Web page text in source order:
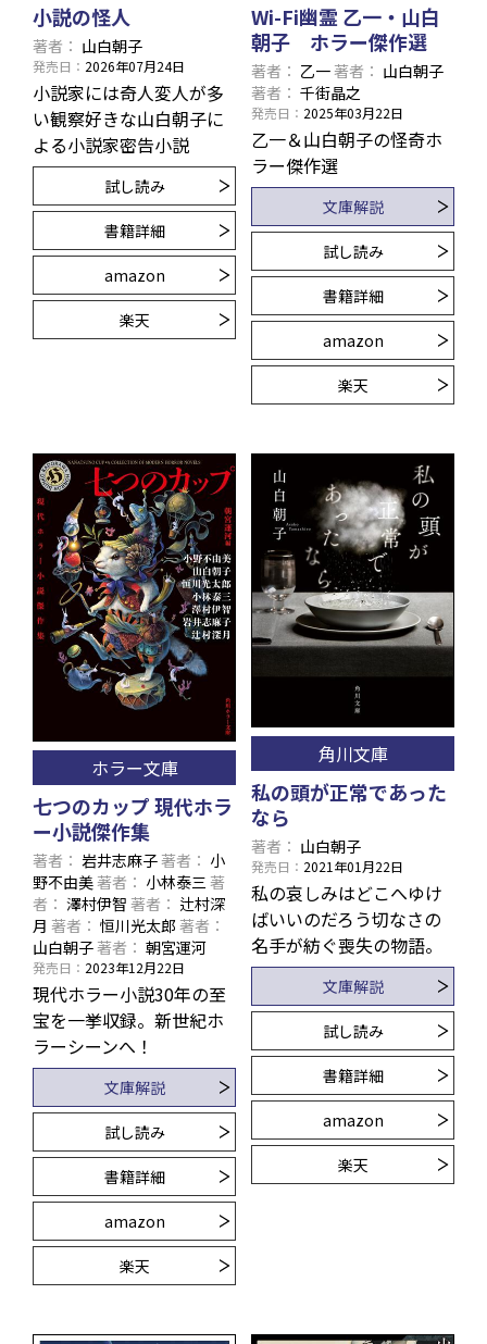
小説の怪人
著者 山白朝子
発売日 2026年07月24日
小説家には奇人変人が多
い――観察好きな山白朝子に
よる小説家密告小説
試し読み
書籍詳細
amazon
楽天
Wi-Fi幽霊 乙一・山白
朝子 ホラー傑作選
著者 乙一著者
山白朝子
著者
千街晶之
発売日 2025年03月22日
乙一＆山白朝子の怪奇ホ
ラー傑作選
文庫解説
試し読み
書籍詳細
amazon
楽天
ホラー文庫
七つのカップ 現代ホラ
ー小説傑作集
著者 岩井志麻子著者
小
野不由美著者 小林泰三 著
者
澤村伊智 著者
辻村深
月 著者 恒川光太郎 著者
山白朝子著者 朝宮運河
発売日 2023年12月22日
現代ホラー小説30年の至
宝を一挙収録。新世紀ホ
ラーシーンへ！
文庫解説
試し読み
書籍詳細
amazon
楽天
角川文庫
私の頭が正常であった
なら
著者 山白朝子
発売日 2021年01月22日
私の哀しみはどこへゆけ
ばいいのだろう――切なさの
名手が紡ぐ喪失の物語。
文庫解説
試し読み
書籍詳細
amazon
楽天